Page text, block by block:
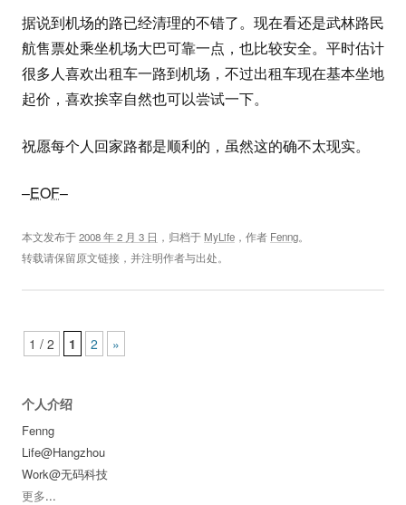
据说到机场的路已经清理的不错了。现在看还是武林路民
航售票处乘坐机场大巴可靠一点，也比较安全。平时估计
很多人喜欢出租车一路到机场，不过出租车现在基本坐地
起价，喜欢挨宰自然也可以尝试一下。
祝愿每个人回家路都是顺利的，虽然这的确不太现实。
–EOF–
本文发布于2008 年 2 月 3 日 ，归档于 MyLife ，作者 Fenng。
转载请保留原文链接，并注明作者与出处。
Post navigation
1 / 2 1 2 »
个人介绍
Fenng
Life@Hangzhou
Work@无码科技
更多...